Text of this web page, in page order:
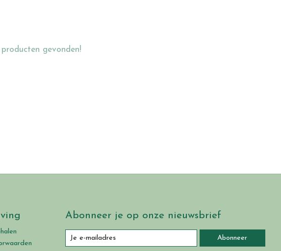
producten gevonden!
Abonneer je op onze nieuwsbrief
Abonneer